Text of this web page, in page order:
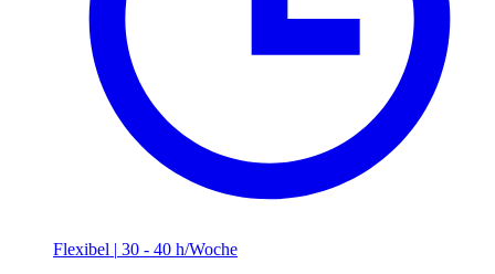
Flexibel | 30 - 40 h/Woche